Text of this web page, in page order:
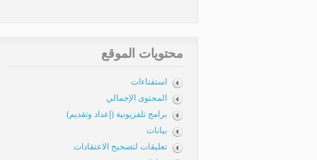
محتويات الموقع
استفتاءات
المحتوى الإجمالي
برامج تلفزيونية (إعداد وتقديم)
بيانات
تعليقات لتصحيح الاعتقادات